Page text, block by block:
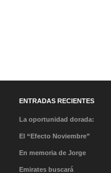
ENTRADAS RECIENTES
La oportunidad dorada:
Lecciones de clase,
El “Efecto Noviembre”
Por qué la llegada del
Papa va a cambiar tus
En memoria de Jorge
Messi: Condolencias a
Emirates buscará